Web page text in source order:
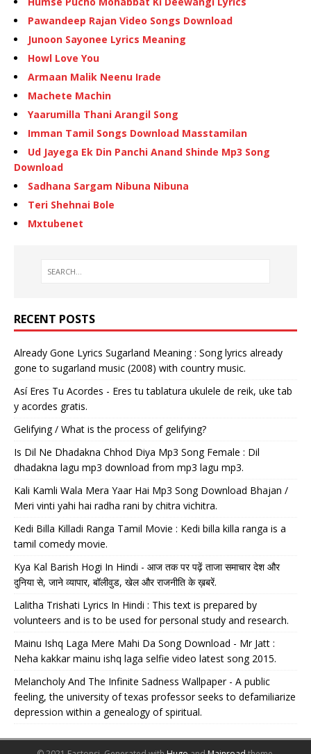
Pawandeep Rajan Video Songs Download
Junoon Sayonee Lyrics Meaning
Howl Love You
Armaan Malik Neenu Irade
Machete Machin
Yaarumilla Thani Arangil Song
Imman Tamil Songs Download Masstamilan
Ud Jayega Ek Din Panchi Anand Shinde Mp3 Song
Download
Sadhana Sargam Nibuna Nibuna
Teri Shehnai Bole
Mxtubenet
RECENT POSTS
Already Gone Lyrics Sugarland Meaning : Song lyrics already
gone to sugarland music (2008) with country music.
Así Eres Tu Acordes - Eres tu tablatura ukulele de reik, uke tab
y acordes gratis.
Gelifying / What is the process of gelifying?
Is Dil Ne Dhadakna Chhod Diya Mp3 Song Female : Dil
dhadakna lagu mp3 download from mp3 lagu mp3.
Kali Kamli Wala Mera Yaar Hai Mp3 Song Download Bhajan /
Meri vinti yahi hai radha rani by chitra vichitra.
Kedi Billa Killadi Ranga Tamil Movie : Kedi billa killa ranga is a
tamil comedy movie.
Kya Kal Barish Hogi In Hindi - आज तक पर पढ़ें ताजा समाचार देश और
दुनिया से, जाने व्यापार, बॉलीवुड, खेल और राजनीति के ख़बरें.
Lalitha Trishati Lyrics In Hindi : This text is prepared by
volunteers and is to be used for personal study and research.
Mainu Ishq Laga Mere Mahi Da Song Download - Mr Jatt :
Neha kakkar mainu ishq laga selfie video latest song 2015.
Melancholy And The Infinite Sadness Wallpaper - A public
feeling, the university of texas professor seeks to defamiliarize
depression within a genealogy of spiritual.